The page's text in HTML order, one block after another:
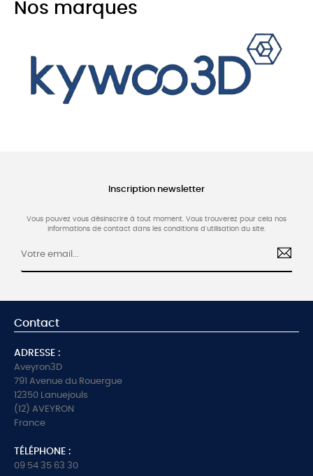
Nos marques
Inscription newsletter
Vous pouvez vous désinscrire à tout moment. Vous trouverez pour cela nos
informations de contact dans les conditions d'utilisation du site.
Contact
ADRESSE :
Aveyron3D
791 Avenue du Rouergue
12350 Lanuejouls
(12) AVEYRON
France
TÉLÉPHONE :
09 54 35 63 30